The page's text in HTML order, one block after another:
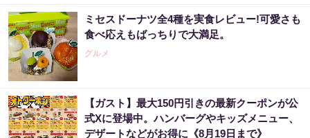
ミセスドーナツ全4種を実食レビュー!可愛さも
食べ応えもばっちりで大満足。
グルメ
【ガスト】最大150円引きの最新クーポンが公
式Xに登場中。ハンバーグやキッズメニュー、
デザートなどがお得に《8月19日まで》